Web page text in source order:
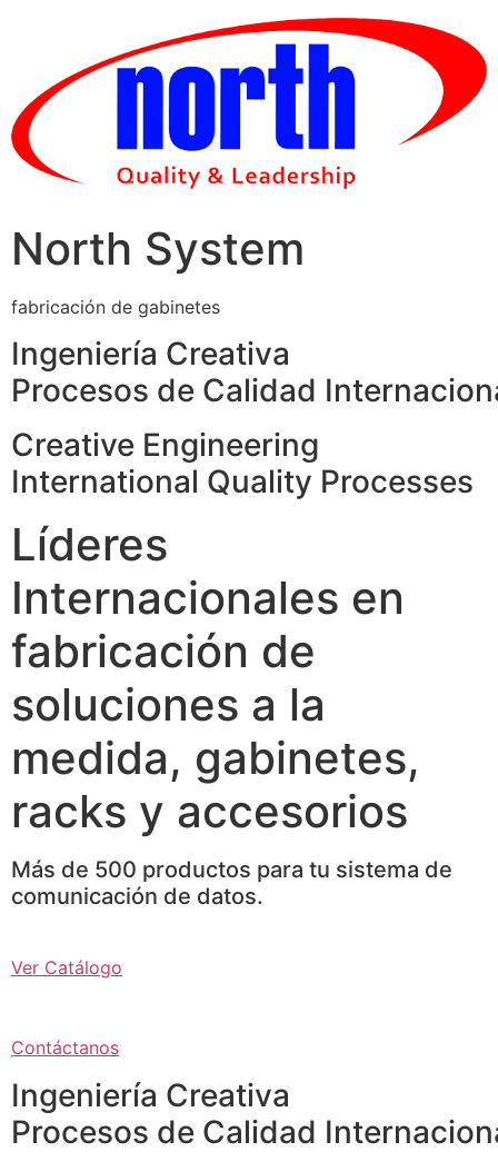
North System
fabricación de gabinetes
Ingeniería Creativa
Procesos de Calidad
Creative Engineering
International Quality Processes
Líderes
Internacionales en
fabricación de
soluciones a la
medida, gabinetes,
racks y accesorios
Más de 500 productos para tu sistema de
comunicación de datos.
Ver Catálogo
Contáctanos
Ingeniería Creativa
Procesos de Calidad